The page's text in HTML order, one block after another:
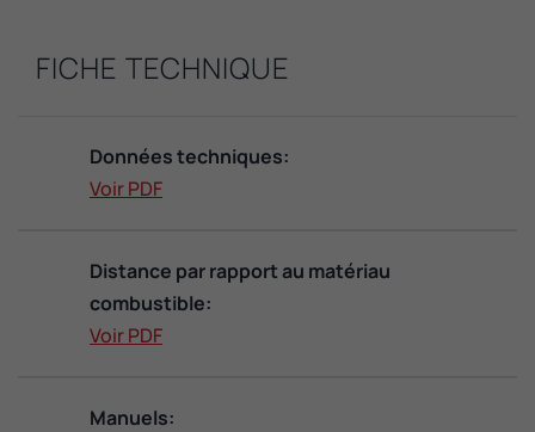
FICHE TECHNIQUE
Données techniques:
Voir PDF
Distance par rapport au matériau
combustible:
Voir PDF
Manuels: